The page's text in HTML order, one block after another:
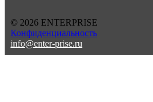
© 2026 ENTERPRISE
Конфиденциальность
info@enter-prise.ru